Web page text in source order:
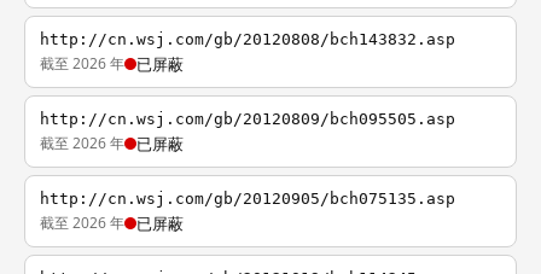
http://cn.wsj.com/gb/20120808/bch143832.asp
截至 2026 年 已屏蔽
http://cn.wsj.com/gb/20120809/bch095505.asp
截至 2026 年 已屏蔽
http://cn.wsj.com/gb/20120905/bch075135.asp
截至 2026 年 已屏蔽